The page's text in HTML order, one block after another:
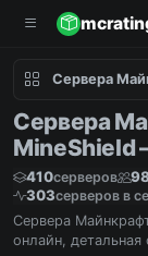
Сервера
Сервера
MineShield
410серверов
303серверов в
Сервера
онлайн,